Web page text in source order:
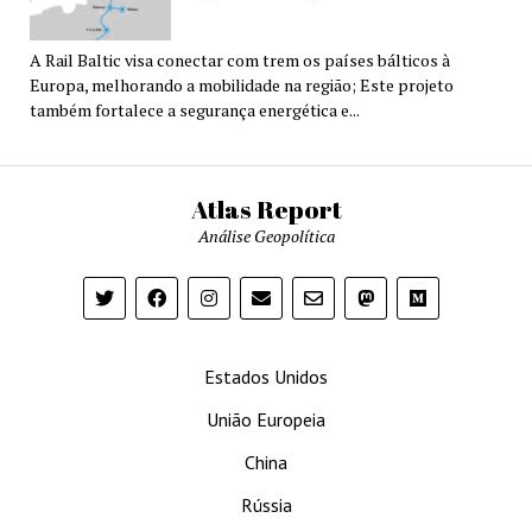
A Rail Baltic visa conectar com trem os países bálticos à
Europa, melhorando a mobilidade na região; Este projeto
também fortalece a segurança energética e...
Atlas Report
Análise Geopolítica
Estados Unidos
União Europeia
China
Rússia